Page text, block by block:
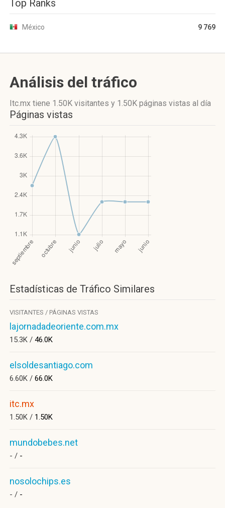
Top Ranks
México 9 769
Análisis del tráfico
Itc.mx tiene 1.50K visitantes y 1.50K páginas vistas al día
Páginas vistas
Estadísticas de Tráfico Similares
VISITANTES / PÁGINAS VISTAS
lajornadadeoriente.com.mx
15.3K / 46.0K
elsoldesantiago.com
6.60K / 66.0K
itc.mx
1.50K / 1.50K
mundobebes.net
- / -
nosolochips.es
- / -